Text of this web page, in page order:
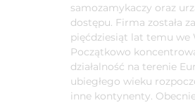
samozamykaczy oraz
dostępu. Firma została
pięćdziesiąt lat temu we
Początkowo
działalność na terenie
ubiegłego wieku
inne kontynenty.